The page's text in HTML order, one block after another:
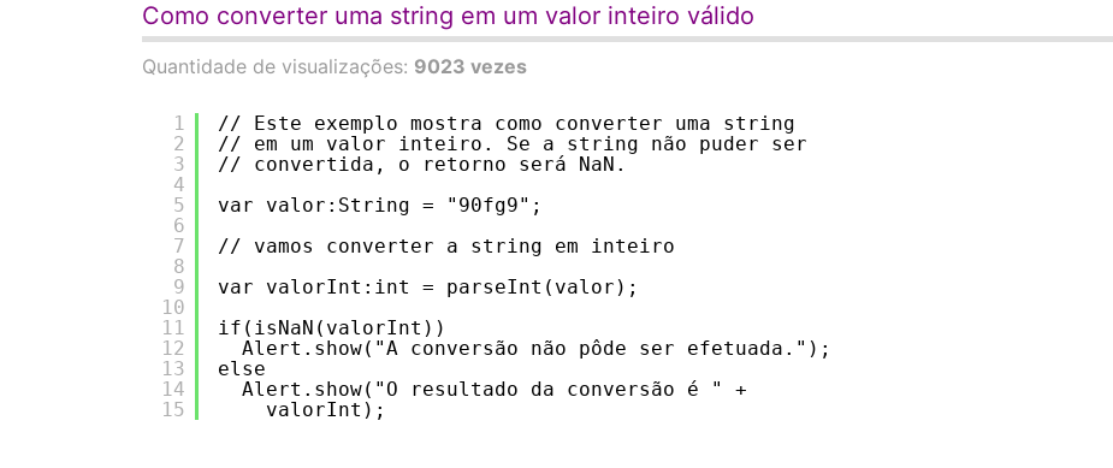
Como converter uma string em um valor inteiro válido
Quantidade de visualizações: 9023 vezes
1
2
3
4
5
6
7
8
9
10
11
12
13
14
15
// Este exemplo mostra como converter uma string
// em um valor inteiro. Se a string não puder ser
// convertida, o retorno será NaN.
var valor:String = "90fg9";
// vamos converter a string em inteiro
var valorInt:int = parseInt(valor);
if(isNaN(valorInt))
Alert.show("A conversão não pôde ser efetuada.");
else
Alert.show("O resultado da conversão é " +
valorInt);